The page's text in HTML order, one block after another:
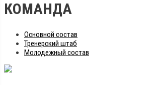
КОМАНДА
Основной состав
Тренерский штаб
Молодежный состав